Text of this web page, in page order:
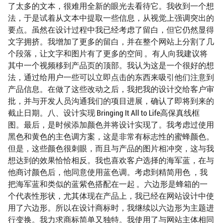
了太多的文本，很难用全新的眼光去看待它。我收到一个想
法，于是试着从文本中提取一些信息，从视觉上强调突出的
要点。虽然在设计过程中我已经考虑了留白，但它仍然显得
文字拥挤。我增加了更多的留白，并在整个网站上分割了几
个段落，让文字和图片有了更多的空间 。有人向我建议将
其中一个视频移到产品页的顶部。我认为这是一个很好的想
法，通过给用户一些可以立即点击的东西来吸引他们注意到
产品信息。在做了这些改动之后，我把我的设计交给客户审
批，并与开发人员沟通我们的项目进展，确认了即将到来的
截止日期。八、设计实现 Bringing It All to Life高保真线框
图。最后，是时候添加颜色并将设计实现了。我考虑过使用
黑色和黄色的主色调方案，这是非常有标志性的蜜蜂颜色。
但是，这些颜色很刺眼，而且与产品的图片相冲突，这与我
想达到的效果恰恰相反。我也喜欢客户选择的海军蓝，在与
他商讨颜色后，他同意使用蓝色调。考虑到精简用色 ，我
把海军蓝和类似的蓝紫色搭配在一起 。六边形是蜂箱的一
个代表性形状，尤其体现在产品上，我已经在网站设计中使
用了六边形。所以在设计商标时，我继续以六边形为主题进
行变换。我力求商标简单又独特。我使用了与网站主体相同